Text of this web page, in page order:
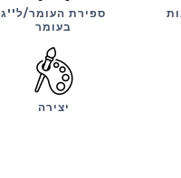
ספירת העומר/ל''ג
בעומר
יצירה